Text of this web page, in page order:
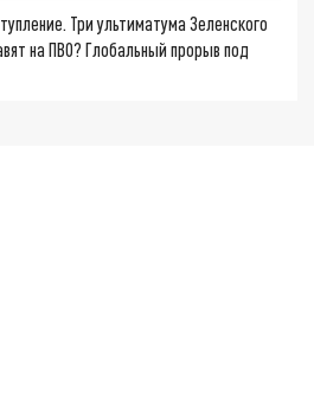
Три ультиматума Зеленского
на ПВО? Глобальный прорыв под